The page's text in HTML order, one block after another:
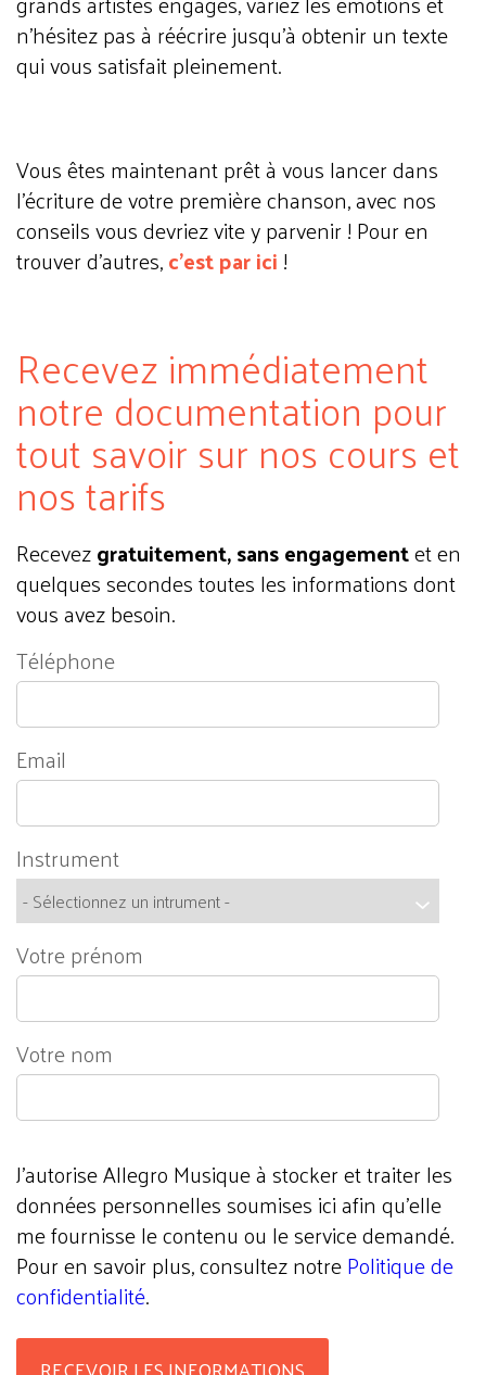
n'hésitez pas à réécrire jusqu'à obtenir un texte
qui vous satisfait pleinement.
Vous êtes maintenant prêt à vous lancer dans
l'écriture de votre première chanson, avec nos
conseils vous devriez vite y parvenir ! Pour en
trouver d'autres,c'est par ici!
Recevez immédiatement
notre documentation pour
tout savoir sur nos cours et
nos tarifs
Recevezgratuitement, sans engagementet en
quelques secondes toutes les informations dont
vous avez besoin.
Téléphone
Email
Instrument
Votre prénom
Votre nom
J'autorise Allegro Musique à stocker et traiter les
données personnelles soumises ici afin qu’elle
me fournisse le contenu ou le service demandé.
Pour en savoir plus, consultez notrePolitique de
confidentialité.